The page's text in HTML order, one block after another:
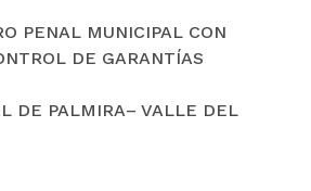
PENAL MUNICIPAL CON
DE GARANTÍAS
DE PALMIRA– VALLE DEL